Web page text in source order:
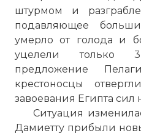
штурмом и
подавляющее
умерло от голода и
уцелели только
предложение
крестоносцы
завоевания Египта сил
Ситуация
Дамиетту прибыли
Вернуться в статью: